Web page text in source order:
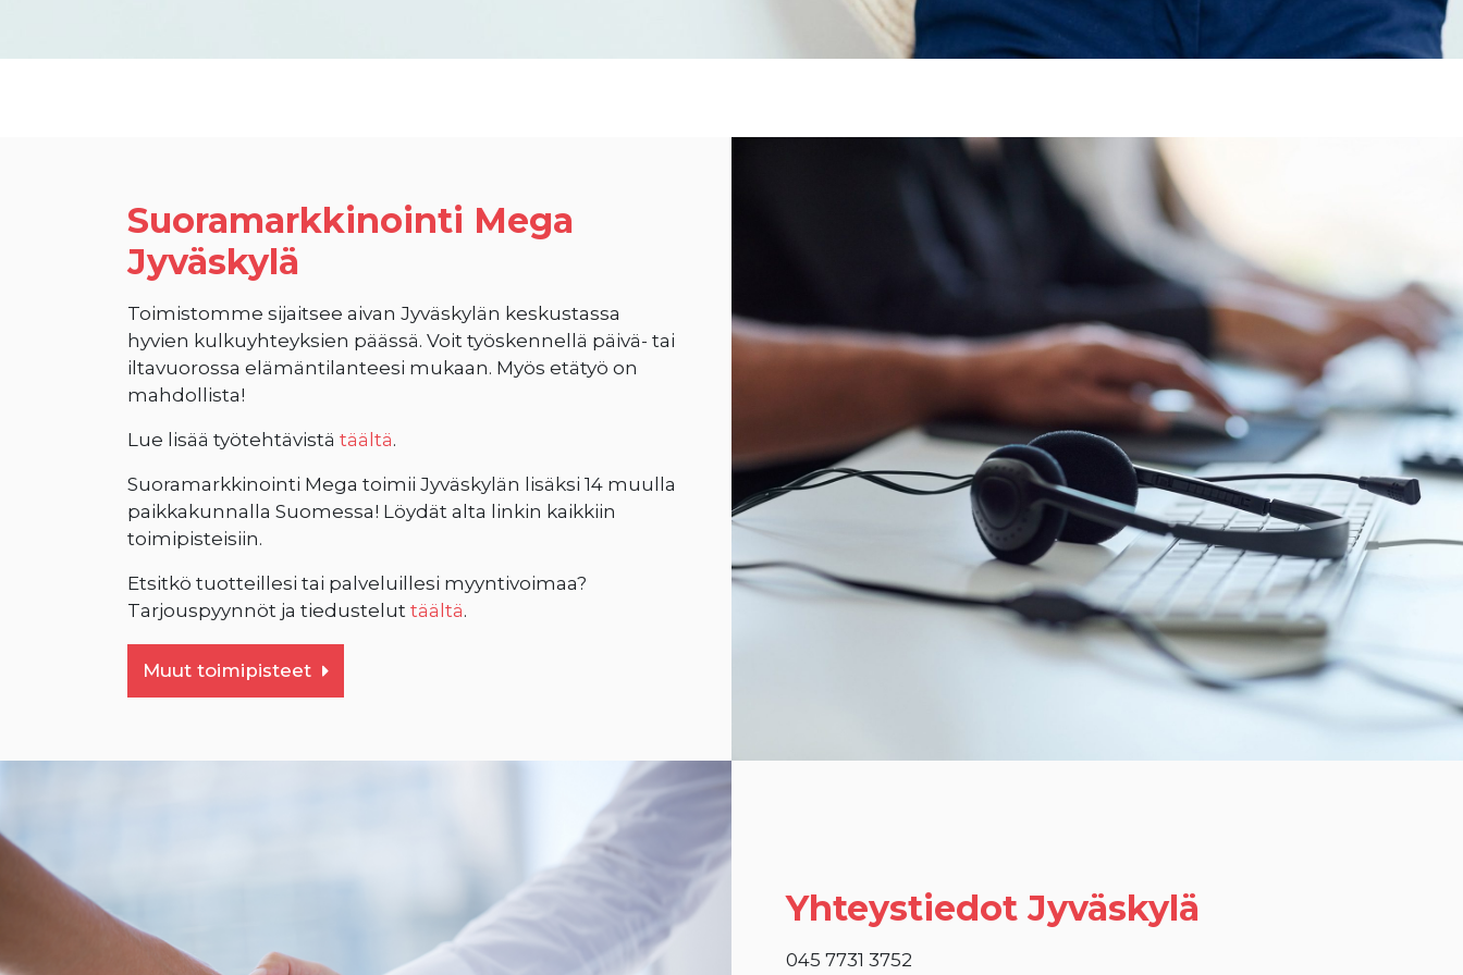
Suoramarkkinointi Mega
Jyväskylä
Toimistomme sijaitsee aivan Jyväskylän keskustassa
hyvien kulkuyhteyksien päässä. Voit työskennellä päivä- tai
iltavuorossa elämäntilanteesi mukaan. Myös etätyö on
mahdollista!
Lue lisää työtehtävistä täältä.
Suoramarkkinointi Mega toimii Jyväskylän lisäksi 14 muulla
paikkakunnalla Suomessa! Löydät alta linkin kaikkiin
toimipisteisiin.
Etsitkö tuotteillesi tai palveluillesi myyntivoimaa?
Tarjouspyynnöt ja tiedustelut täältä.
Muut toimipisteet
Yhteystiedot Jyväskylä
045 7731 3752